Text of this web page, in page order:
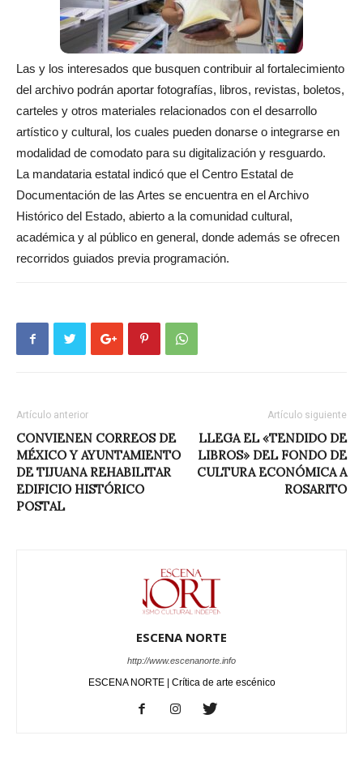
Las y los interesados que busquen contribuir al fortalecimiento
del archivo podrán aportar fotografías, libros, revistas, boletos,
carteles y otros materiales relacionados con el desarrollo
artístico y cultural, los cuales pueden donarse o integrarse en
modalidad de comodato para su digitalización y resguardo.
La mandataria estatal indicó que el Centro Estatal de
Documentación de las Artes se encuentra en el Archivo
Histórico del Estado, abierto a la comunidad cultural,
académica y al público en general, donde además se ofrecen
recorridos guiados previa programación.
Artículo anterior
CONVIENEN CORREOS DE
MÉXICO Y AYUNTAMIENTO
DE TIJUANA REHABILITAR
EDIFICIO HISTÓRICO
POSTAL
Artículo siguiente
LLEGA EL «TENDIDO DE
LIBROS» DEL FONDO DE
CULTURA ECONÓMICA A
ROSARITO
ESCENA NORTE
http://www.escenanorte.info
ESCENA NORTE | Crítica de arte escénico